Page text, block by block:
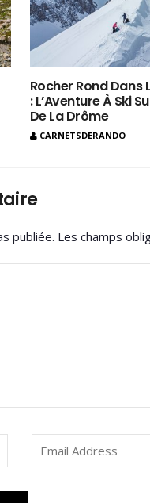
Rocher Rond Dans
: L’Aventure À Ski
De La Drôme
CARNETSDERANDO
publiée. Les champs